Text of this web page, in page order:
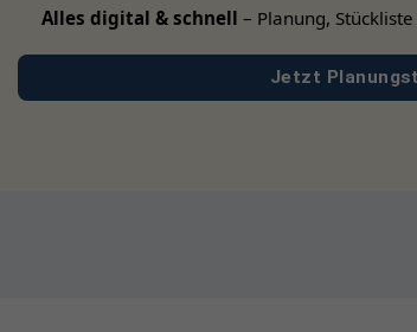
Alles digital & schnell – Planung,
Jetzt